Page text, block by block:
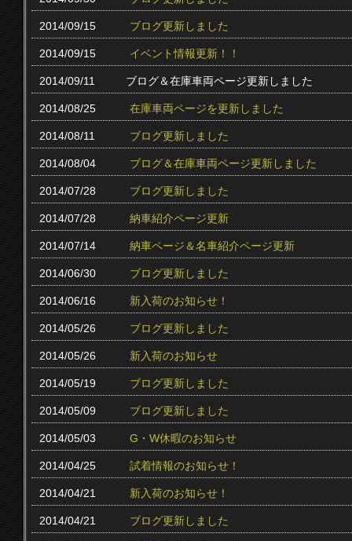
2014/09/15 ブログ更新しました
2014/09/15 イベント情報更新！！
2014/09/11 ブログ＆在庫車両ページ更新しました
2014/08/25 在庫車両ページを更新しました
2014/08/11 ブログ更新しました
2014/08/04 ブログ＆在庫車両ページ更新しました
2014/07/28 ブログ更新しました
2014/07/28 納車紹介ページ更新
2014/07/14 納車ページ＆名車紹介ページ更新
2014/06/30 ブログ更新しました
2014/06/16 新入荷のお知らせ！
2014/05/26 ブログ更新しました
2014/05/26 新入荷のお知らせ
2014/05/19 ブログ更新しました
2014/05/09 ブログ更新しました
2014/05/03 G・W休暇のお知らせ
2014/04/25 試着情報のお知らせ！
2014/04/21 新入荷のお知らせ！
2014/04/21 ブログ更新しました